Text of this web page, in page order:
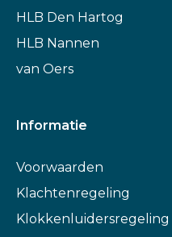
HLB Den Hartog
HLB Nannen
van Oers
Informatie
Voorwaarden
Klachtenregeling
Klokkenluidersregeling